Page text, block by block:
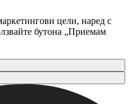
цели, наред с
бутона „Приемам